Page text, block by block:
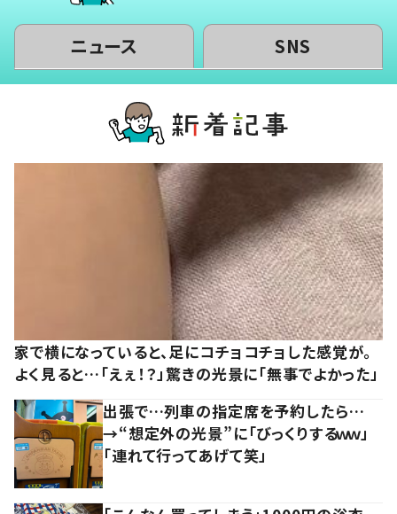
ニュース SNS
家で横になっていると、足にコチョコチョした感覚が。
よく見ると…「えぇ！？」驚きの光景に「無事でよかった」
出張で…列車の指定席を予約したら…
→“想定外の光景”に「びっくりするｗｗ」
「連れて行ってあげて笑」